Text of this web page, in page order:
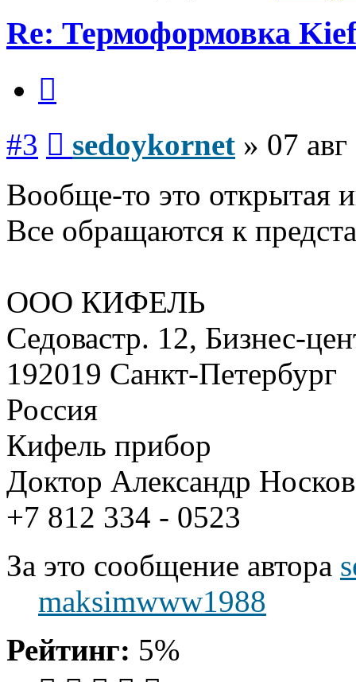
Re: Термоформовка
#3 sedoykornet » 07
Вообще-то это открытая
Все обращаются к
ООО КИФЕЛЬ
Седовастр. 12, Бизнес-
192019 Санкт-Петербург
Россия
Кифель прибор
Доктор Александр Носков
+7 812 334 - 0523
За это сообщение автора
maksimwww1988
Рейтинг: 5%